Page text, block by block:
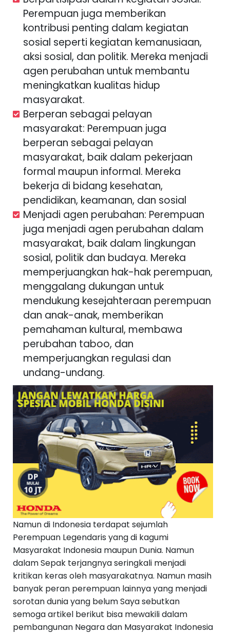
Perempuan juga memberikan
kontribusi penting dalam kegiatan
sosial seperti kegiatan kemanusiaan,
aksi sosial, dan politik. Mereka menjadi
agen perubahan untuk membantu
meningkatkan kualitas hidup
masyarakat.
Berperan sebagai pelayan
masyarakat: Perempuan juga
berperan sebagai pelayan
masyarakat, baik dalam pekerjaan
formal maupun informal. Mereka
bekerja di bidang kesehatan,
pendidikan, keamanan, dan sosial
Menjadi agen perubahan: Perempuan
juga menjadi agen perubahan dalam
masyarakat, baik dalam lingkungan
sosial, politik dan budaya. Mereka
memperjuangkan hak-hak perempuan,
menggalang dukungan untuk
mendukung kesejahteraan perempuan
dan anak-anak, memberikan
pemahaman kultural, membawa
perubahan taboo, dan
memperjuangkan regulasi dan
undang-undang.
Namun di Indonesia terdapat sejumlah
Perempuan Legendaris yang di kagumi
Masyarakat Indonesia maupun Dunia. Namun
dalam Sepak terjangnya seringkali menjadi
kritikan keras oleh masyarakatnya. Namun masih
banyak peran perempuan lainnya yang menjadi
sorotan dunia yang belum Saya sebutkan
semoga artikel berikut bisa mewakili dalam
pembangunan Negara dan Masyarakat Indonesia